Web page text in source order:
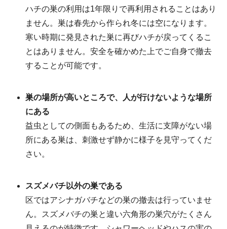
ハチの巣の利用は1年限りで再利用されることはあり
ません。巣は春先から作られ冬には空になります。
寒い時期に発見された巣に再びハチが戻ってくるこ
とはありません。安全を確かめた上でご自身で撤去
することが可能です。
巣の場所が高いところで、人が行けないような場所
にある
益虫としての側面もあるため、生活に支障がない場
所にある巣は、刺激せず静かに様子を見守ってくだ
さい。
スズメバチ以外の巣である
区ではアシナガバチなどの巣の撤去は行っていませ
ん。スズメバチの巣と違い六角形の巣穴がたくさん